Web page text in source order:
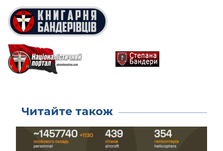
Читайте також